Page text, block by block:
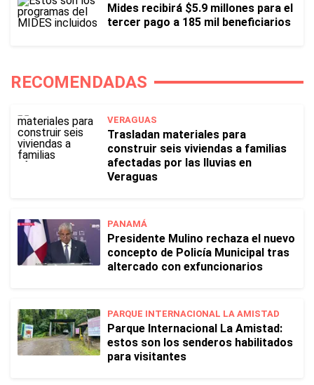
Mides recibirá $5.9 millones para el
tercer pago a 185 mil beneficiarios
RECOMENDADAS
VERAGUAS
Trasladan materiales para
construir seis viviendas a familias
afectadas por las lluvias en
Veraguas
PANAMÁ
Presidente Mulino rechaza el nuevo
concepto de Policía Municipal tras
altercado con exfuncionarios
PARQUE INTERNACIONAL LA AMISTAD
Parque Internacional La Amistad:
estos son los senderos habilitados
para visitantes